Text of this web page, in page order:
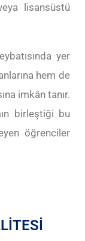
lisansüstü
yer
hem de
imkân tanır.
birleştiği bu
öğrenciler